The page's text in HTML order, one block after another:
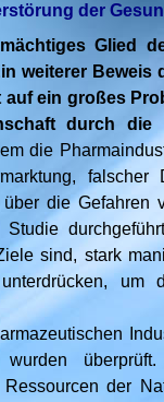
der
Glied
weiterer Beweis
ein großes
durch die
die
falscher
die Gefahren
sind, stark
wurden
der